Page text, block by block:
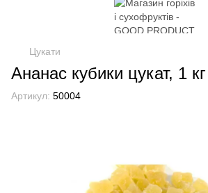
Цукати
Ананас кубики цукат, 1 кг
Артикул: 50004